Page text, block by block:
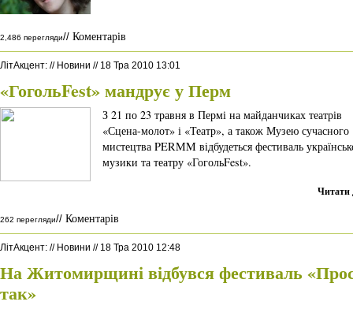
2,486 перегляди// Коментарів
ЛітАкцент: // Новини // 18 Тра 2010 13:01
«ГогольFest» мандрує у Перм
З 21 по 23 травня в Пермі на майданчиках театрів
«Сцена-молот» і «Театр», а також Музею сучасного
мистецтва PERMM відбудеться фестиваль
музики та театру «ГогольFest».
Читати
262 перегляди// Коментарів
ЛітАкцент: // Новини // 18 Тра 2010 12:48
На Житомирщині відбувся фестиваль
так»